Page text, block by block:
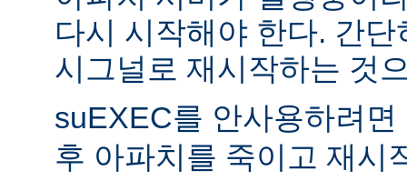
다시 시작해야 한다. 간
시그널로 재시작하는 것
suEXEC를 안사용하려면
후 아파치를 죽이고 재시